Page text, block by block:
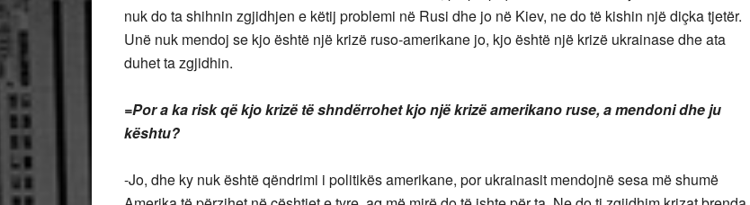
nuk do ta shihnin zgjidhjen e këtij problemi në Rusi dhe jo në Kiev, ne do të kishin një diçka tjetër.
Unë nuk mendoj se kjo është një krizë ruso-amerikane jo, kjo është një krizë ukrainase dhe ata
duhet ta zgjidhin.
=Por a ka risk që kjo krizë të shndërrohet kjo një krizë amerikanoruse, a mendoni dhe ju
kështu?
-Jo, dhe ky nuk është qëndrimi i politikës amerikane, por ukrainasit mendojnë sesa më shumë